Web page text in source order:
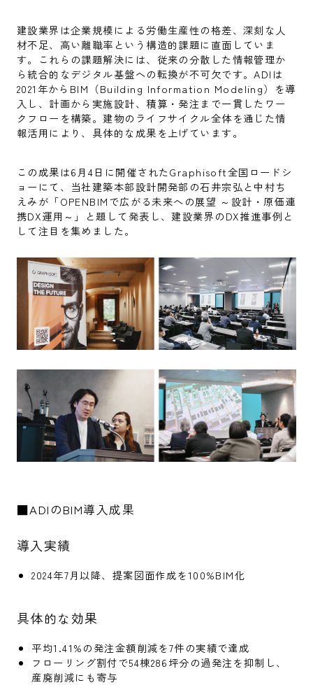
建設業界は企業規模による労働生産性の格差、深刻な人
材不足、高い離職率という構造的課題に直面していま
す。これらの課題解決には、従来の分散した情報管理か
ら統合的なデジタル基盤への転換が不可欠です。ADIは
2021年からBIM（Building Information Modeling）を導
入し、計画から実施設計、積算・発注まで一貫したワー
クフローを構築。建物のライフサイクル全体を通じた情
報活用により、具体的な成果を上げています。
この成果は6月4日に開催されたGraphisoft全国ロードシ
ョーにて、当社建築本部設計開発部の石井宗弘と中村ち
えみが「OPENBIMで広がる未来への展望 ～設計・原価連
携DX運用～」と題して発表し、建設業界のDX推進事例と
して注目を集めました。
■ADIのBIM導入成果
導入実績
2024年7月以降、提案図面作成を100%BIM化
具体的な効果
平均1.41%の発注金額削減を7件の実績で達成
フローリング割付で54棟286坪分の過発注を抑制し、
産廃削減にも寄与